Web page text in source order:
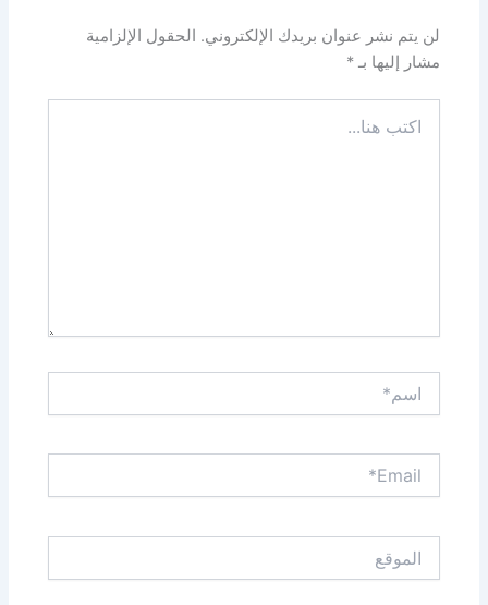
لن يتم نشر عنوان بريدك الإلكتروني. الحقول الإلزامية
مشار إليها بـ*
هنا...